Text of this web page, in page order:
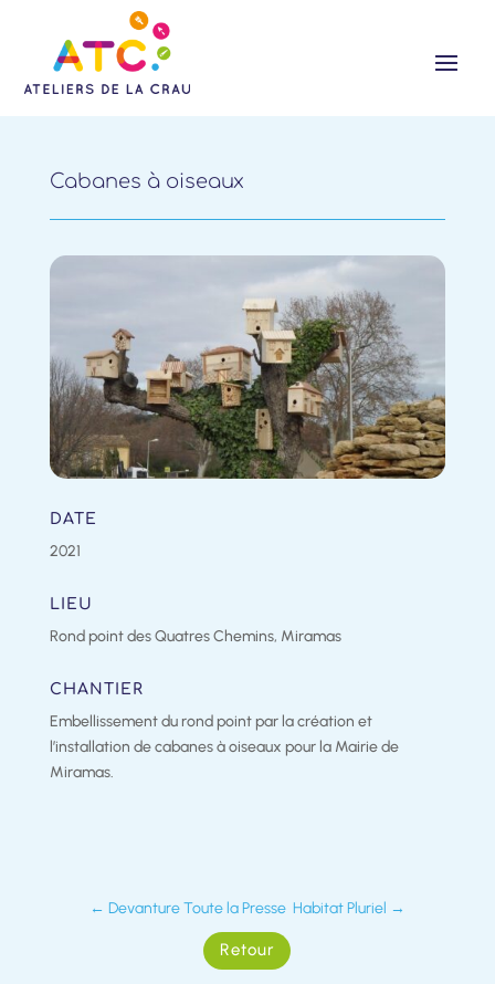
Cabanes à oiseaux
DATE
2021
LIEU
Rond point des Quatres Chemins, Miramas
CHANTIER
Embellissement du rond point par la création et
l’installation de cabanes à oiseaux pour la Mairie de
Miramas.
← Devanture Toute la Presse Habitat Pluriel →
Retour